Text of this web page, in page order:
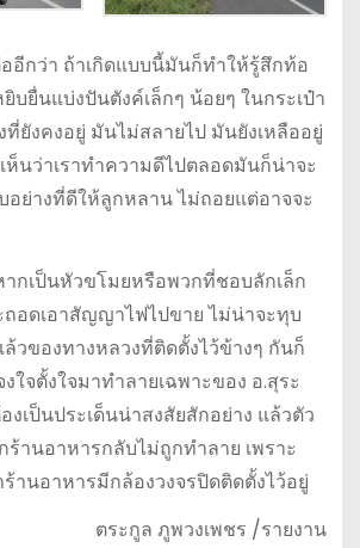
อีกว่า ถ้าเกิดแบบนี้มันก็ทำให้รู้สึกท้อ
บยื่นแบ่งปันตังค์เล็กๆ น้อยๆ ในกระเป๋า
ยังคงอยู่ มันไม่สลายไป มันยังเหลืออยู่
ห็นว่าเราทำความดีไปตลอดมันก็น่าจะ
อย่างที่ดีให้ลูกหลาน ไม่ถอยแต่อาจจะ
ากเป็นหัวขโมยหรือพวกที่ชอบลักเล็ก
อดเอาสัญญาไฟไปขาย ไม่น่าจะทุบ
วของทางหลวงที่ติดตั้งไว้ข้างๆ กันก็
ใจตั้งใจมาทำลายเฉพาะของ อ.สุระ
งเป็นประเด็นน่าสงสัยสักอย่าง แล้วตัว
านอาหารกลับไม่ถูกทำลาย เพราะ
านอาหารมีกล้องวงจรปิดติดตั้งไว้อยู่
ตระกูล ภูพวงเพชร /รายงาน